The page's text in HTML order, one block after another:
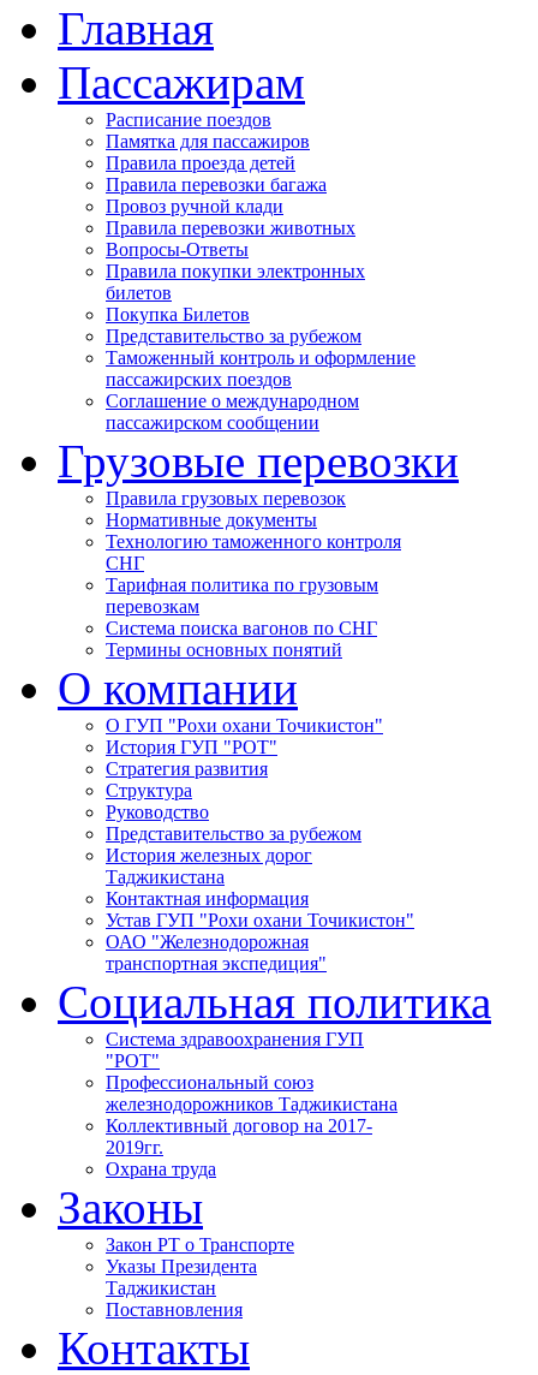
Главная
Пассажирам
Расписание поездов
Памятка для пассажиров
Правила проезда детей
Правила перевозки багажа
Провоз ручной клади
Правила перевозки животных
Вопросы-Ответы
Правила покупки электронных
билетов
Покупка Билетов
Представительство за рубежом
Таможенный контроль и оформление
пассажирских поездов
Соглашение о международном
пассажирском сообщении
Грузовые перевозки
Правила грузовых перевозок
Нормативные документы
Технологию таможенного контроля
СНГ
Тарифная политика по грузовым
перевозкам
Система поиска вагонов по СНГ
Термины основных понятий
О компании
О ГУП "Рохи охани Точикистон"
История ГУП "РОТ"
Стратегия развития
Структура
Руководство
Представительство за рубежом
История железных дорог
Таджикистана
Контактная информация
Устав ГУП "Рохи охани Точикистон"
ОАО "Железнодорожная
транспортная экспедиция"
Социальная политика
Система здравоохранения ГУП
"РОТ"
Профессиональный союз
железнодорожников Таджикистана
Коллективный договор на 2017-
2019гг.
Охрана труда
Законы
Закон РТ о Транспорте
Указы Президента
Таджикистан
Поставновления
Контакты